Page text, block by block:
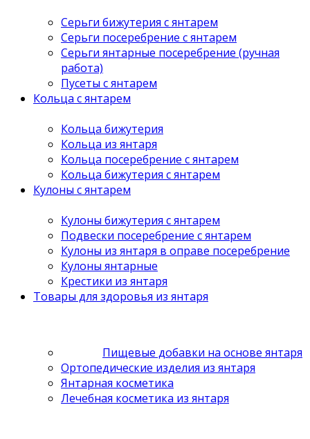
Серьги бижутерия с янтарем
Серьги посеребрение с янтарем
Серьги янтарные посеребрение (ручная
работа)
Пусеты с янтарем
Кольца с янтарем
Кольца бижутерия
Кольца из янтаря
Кольца посеребрение с янтарем
Кольца бижутерия с янтарем
Кулоны с янтарем
Кулоны бижутерия с янтарем
Подвески посеребрение с янтарем
Кулоны из янтаря в оправе посеребрение
Кулоны янтарные
Крестики из янтаря
Товары для здоровья из янтаря
Пищевые добавки на основе янтаря
Ортопедические изделия из янтаря
Янтарная косметика
Лечебная косметика из янтаря